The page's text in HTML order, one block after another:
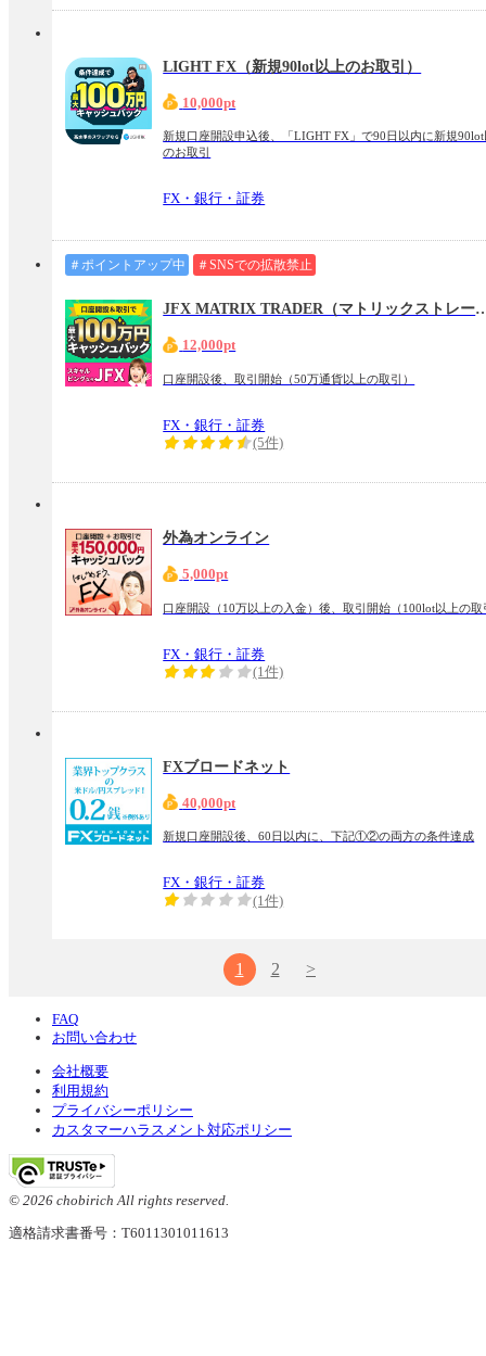
LIGHT FX（新規90lot以上のお取引）
10,000pt
新規口座開設申込後、「LIGHT FX」で90日以内に新規
のお取引
FX・銀行・証券
＃ポイントアップ中 ＃SNSでの拡散禁止
JFX MATRIX TRADER（
12,000pt
口座開設後、取引開始（50万通貨以上の取引）
FX・銀行・証券
(5件)
外為オンライン
5,000pt
口座開設（10万以上の入金）後、取引開始（100lot以上の取
FX・銀行・証券
(1件)
FXブロードネット
40,000pt
新規口座開設後、60日以内に、下記①②の両方の条件達成
FX・銀行・証券
(1件)
1 2 >
FAQ
お問い合わせ
会社概要
利用規約
プライバシーポリシー
カスタマーハラスメント対応ポリシー
© 2026 chobirich All rights reserved.
適格請求書番号：T6011301011613